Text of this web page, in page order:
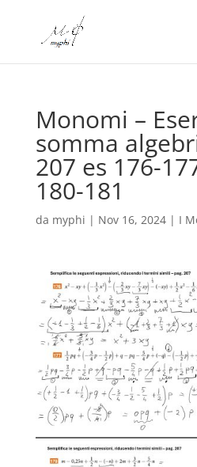
Monomi –
somma
207 es 176-
180-181
da myphi | Nov 16, 2024| I